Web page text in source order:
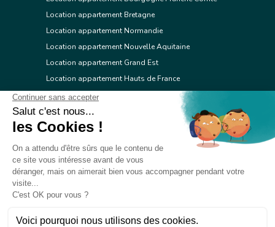
Location appartement Bretagne
Location appartement Normandie
Location appartement Nouvelle Aquitaine
Location appartement Grand Est
Location appartement Hauts de France
Location appartement Ile de France
Location appartement Centre Val de Loire
Location appartement Occitanie
Location appartement Provence Alpes Côte d'Azur
Location appartement Corse